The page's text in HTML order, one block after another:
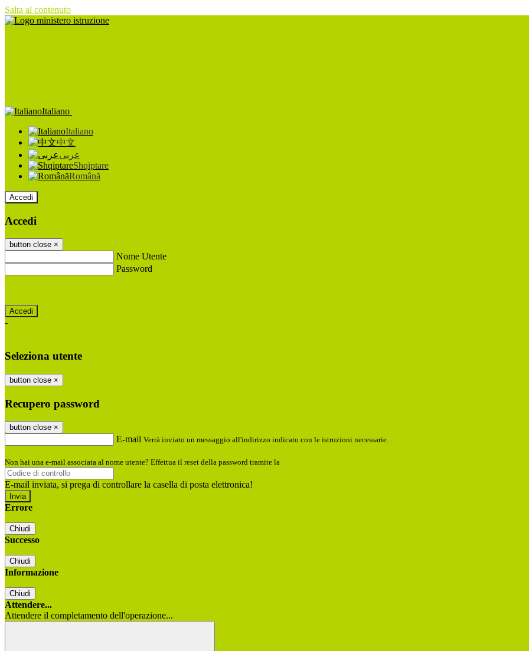
Salta al contenuto
Italiano
Italiano
中文
عربى
Shqiptare
Română
Accedi
Accedi
button close ×
Nome Utente
Password
-
Seleziona utente
button close ×
Recupero password
button close ×
E-mail Verrà inviato un messaggio all'indirizzo indicato con le istruzioni necessarie.
Non hai una e-mail associata al nome utente? Effettua il reset della password tramite la
E-mail inviata, si prega di controllare la casella di posta elettronica!
Errore
Chiudi
Successo
Chiudi
Informazione
Chiudi
Attendere...
Attendere il completamento dell'operazione...